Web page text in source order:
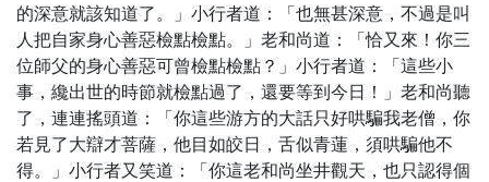
的深意就該知道了。」小行者道：「也無甚深意，不過是叫
人把自家身心善惡檢點檢點。」老和尚道：「恰又來！你三
位師父的身心善惡可曾檢點檢點？」小行者道：「這些小
事，纔出世的時節就檢點過了，還要等到今日！」老和尚聽
了，連連搖頭道：「你這些游方的大話只好哄騙我老僧，你
若見了大辯才菩薩，他目如皎日，舌似青蓮，須哄騙他不
得。」小行者又笑道：「你這老和尚坐井觀天，也只認得個